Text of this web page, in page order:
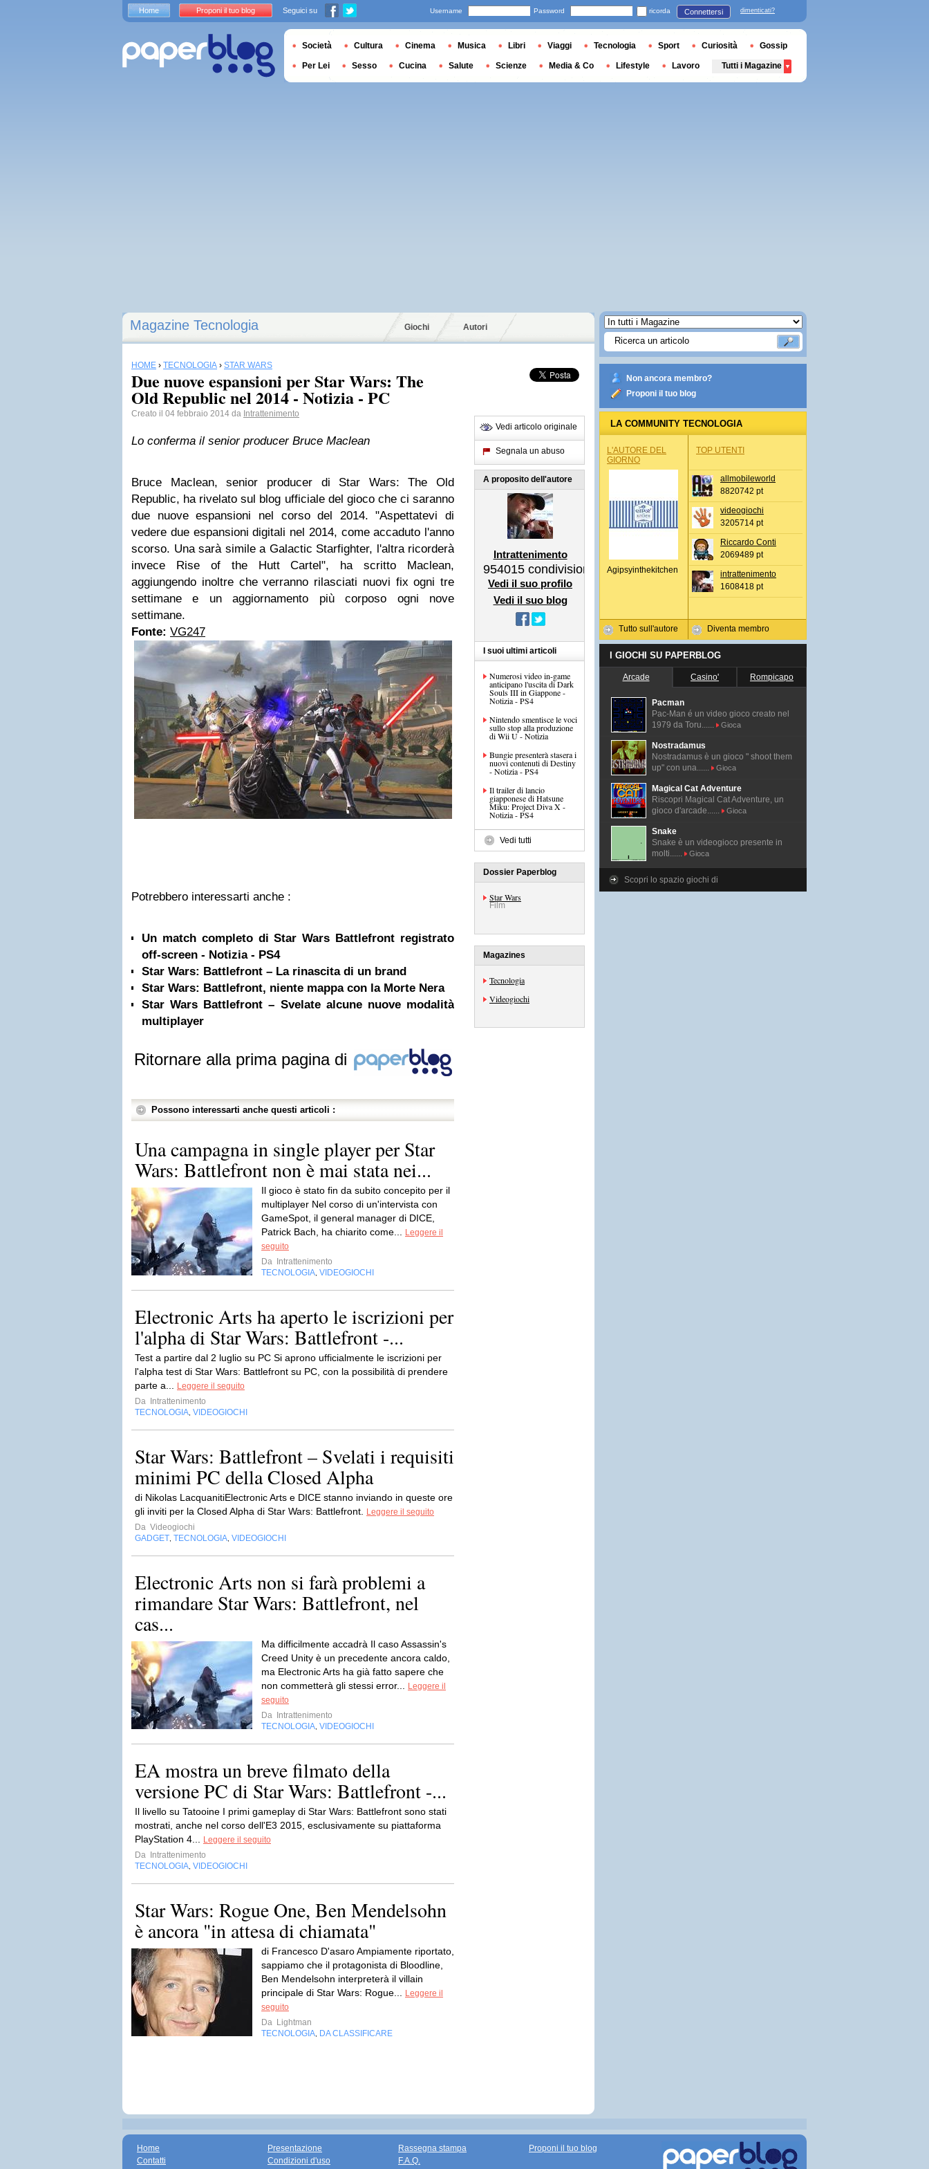
Magazine Tecnologia Giochi Autori
HOME › TECNOLOGIA › STAR WARS
Due nuove espansioni per Star Wars: The
Old Republic nel 2014 - Notizia - PC
Creato il 04 febbraio 2014 da Intrattenimento
Lo conferma il senior producer Bruce Maclean
Bruce Maclean, senior producer di Star Wars: The Old
Republic, ha rivelato sul blog ufficiale del gioco che ci saranno
due nuove espansioni nel corso del 2014. "Aspettatevi di
vedere due espansioni digitali nel 2014, come accaduto l'anno
scorso. Una sarà simile a Galactic Starfighter, l'altra ricorderà
invece Rise of the Hutt Cartel", ha scritto Maclean,
aggiungendo inoltre che verranno rilasciati nuovi fix ogni tre
settimane e un aggiornamento più corposo ogni nove
settimane.
Fonte: VG247
Potrebbero interessarti anche :
Un match completo di Star Wars Battlefront registrato
off-screen - Notizia - PS4
Star Wars: Battlefront – La rinascita di un brand
Star Wars: Battlefront, niente mappa con la Morte Nera
Star Wars Battlefront – Svelate alcune nuove modalità
multiplayer
Ritornare alla prima pagina di
Possono interessarti anche questi articoli :
Una campagna in single player per Star
Wars: Battlefront non è mai stata nei...
Il gioco è stato fin da subito concepito per il
multiplayer Nel corso di un'intervista con
GameSpot, il general manager di DICE,
Patrick Bach, ha chiarito come...
Leggere il
seguito
Da
Intrattenimento
TECNOLOGIA VIDEOGIOCHI
Electronic Arts ha aperto le iscrizioni per
l'alpha di Star Wars: Battlefront -...
Test a partire dal 2 luglio su PC Si aprono ufficialmente le iscrizioni per
l'alpha test di Star Wars: Battlefront su PC, con la possibilità di prendere
parte a...
Leggere il seguito
Da
Intrattenimento
TECNOLOGIA VIDEOGIOCHI
Star Wars: Battlefront – Svelati i requisiti
minimi PC della Closed Alpha
di Nikolas LacquanitiElectronic Arts e DICE stanno inviando in queste ore
gli inviti per la Closed Alpha di Star Wars: Battlefront.
Leggere il seguito
Da Videogiochi
GADGET TECNOLOGIA VIDEOGIOCHI
Electronic Arts non si farà problemi a
rimandare Star Wars: Battlefront, nel
cas...
Ma difficilmente accadrà Il caso Assassin's
Creed Unity è un precedente ancora caldo,
ma Electronic Arts ha già fatto sapere che
non commetterà gli stessi error...
Leggere il
seguito
Da
Intrattenimento
TECNOLOGIA VIDEOGIOCHI
EA mostra un breve filmato della
versione PC di Star Wars: Battlefront -...
Il livello su Tatooine I primi gameplay di Star Wars: Battlefront sono stati
mostrati, anche nel corso dell'E3 2015, esclusivamente su piattaforma
PlayStation 4...
Leggere il seguito
Da
Intrattenimento
TECNOLOGIA VIDEOGIOCHI
Star Wars: Rogue One, Ben Mendelsohn
è ancora "in attesa di chiamata"
di Francesco D'asaro Ampiamente riportato,
sappiamo che il protagonista di Bloodline,
Ben Mendelsohn interpreterà il villain
principale di Star Wars: Rogue...
Leggere il
seguito
Da Lightman
TECNOLOGIA DA CLASSIFICARE
Vedi articolo originale
Segnala un abuso
A proposito dell'autore
Intrattenimento
954015 condivisioni
Vedi il suo profilo
Vedi il suo blog
I suoi ultimi articoli
Numerosi video in-game
anticipano l'uscita di Dark
Souls III in Giappone -
Notizia - PS4
Nintendo smentisce le voci
sullo stop alla produzione
di Wii U - Notizia
Bungie presenterà stasera i
nuovi contenuti di Destiny
- Notizia - PS4
Il trailer di lancio
giapponese di Hatsune
Miku: Project Diva X -
Notizia - PS4
Vedi tutti
Dossier Paperblog
Star Wars
Film
Magazines
Tecnologia
Videogiochi
Non ancora membro?
Proponi il tuo blog
LA COMMUNITY TECNOLOGIA
L'AUTORE DEL
GIORNO
Agipsyinthekitchen
Tutto sull'autore
TOP UTENTI
allmobileworld
8820742 pt
videogiochi
3205714 pt
Riccardo Conti
2069489 pt
intrattenimento
1608418 pt
Diventa membro
I GIOCHI SU PAPERBLOG
Arcade Casino' Rompicapo
Pacman
Pac-Man é un video gioco creato nel
1979 da Toru......
Gioca
Nostradamus
Nostradamus è un gioco " shoot them
up" con una......
Gioca
Magical Cat Adventure
Riscopri Magical Cat Adventure, un
gioco d'arcade......
Gioca
Snake
Snake è un videogioco presente in
molti......
Gioca
Scopri lo spazio giochi di
Home Proponi il tuo blog Seguici su Username Password ricorda Connettersi dimenticati?
Società Cultura Cinema Musica Libri Viaggi Tecnologia Sport Curiosità Gossip
Per Lei Sesso Cucina Salute Scienze Media & Co Lifestyle Lavoro Tutti i Magazine
Home
Contatti
Presentazione
Condizioni d'uso
Rassegna stampa
F.A.Q.
Proponi il tuo blog